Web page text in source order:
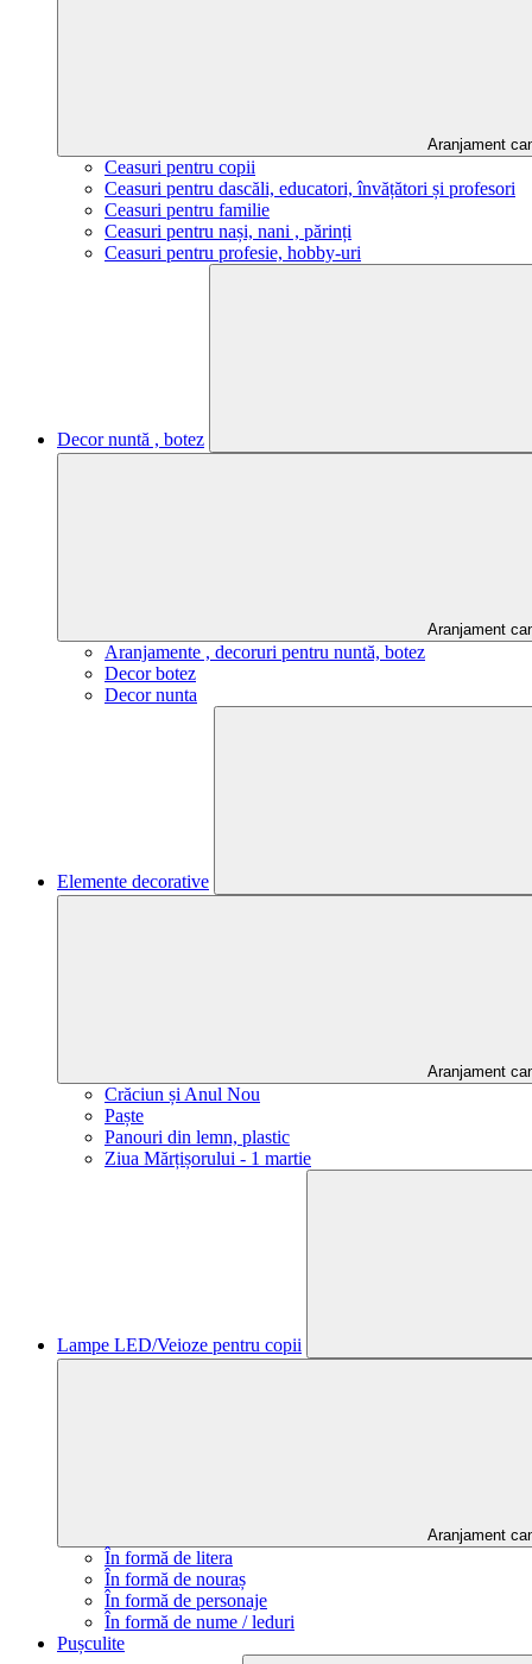
Aranjament
Ceasuri pentru copii
Ceasuri pentru dascăli, educatori, învățători și profesori
Ceasuri pentru familie
Ceasuri pentru nași, nani , părinți
Ceasuri pentru profesie, hobby-uri
Decor nuntă , botez
Aranjament
Aranjamente , decoruri pentru nuntă, botez
Decor botez
Decor nunta
Elemente decorative
Aranjament
Crăciun și Anul Nou
Paște
Panouri din lemn, plastic
Ziua Mărțișorului - 1 martie
Lampe LED/Veioze pentru copii
Aranjament
În formă de litera
În formă de nouraș
În formă de personaje
În formă de nume / leduri
Pușculite